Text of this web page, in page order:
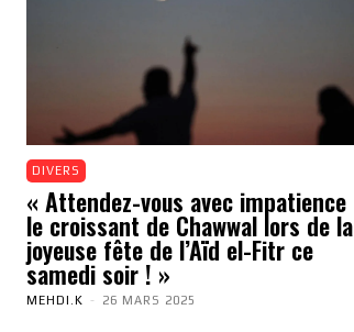
DIVERS
« Attendez-vous avec impatience
le croissant de Chawwal lors de la
joyeuse fête de l’Aïd el-Fitr ce
samedi soir ! »
MEHDI.K - 26 MARS 2025